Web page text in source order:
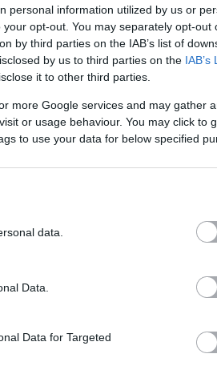
personal information utilized by us or
opt-out. You may separately opt-out
by third parties on the IAB’s list of
by us to third parties on the IAB’s
it to other third parties.
more Google services and may gather
or usage behaviour. You may click to
to use your data for below specified
data.
Data.
Data for Targeted
állapota. A megfelelően
mely főleg az
A téli gumik használata
közötti egyenletes
amilyet a
Utazást